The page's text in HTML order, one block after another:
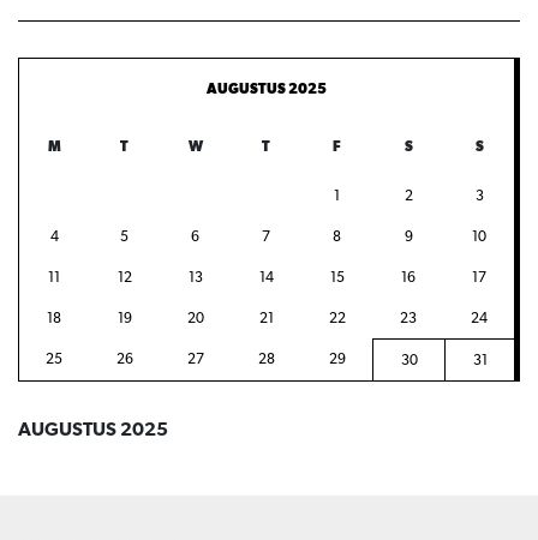
AUGUSTUS 2025
M T W T F S S
1 2 3
4 5 6 7 8 9 10
11 12 13 14 15 16 17
18 19 20 21 22 23 24
25 26 27 28 29 30 31
AUGUSTUS 2025